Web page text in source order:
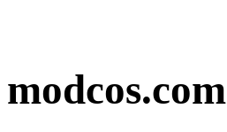
modcos.com